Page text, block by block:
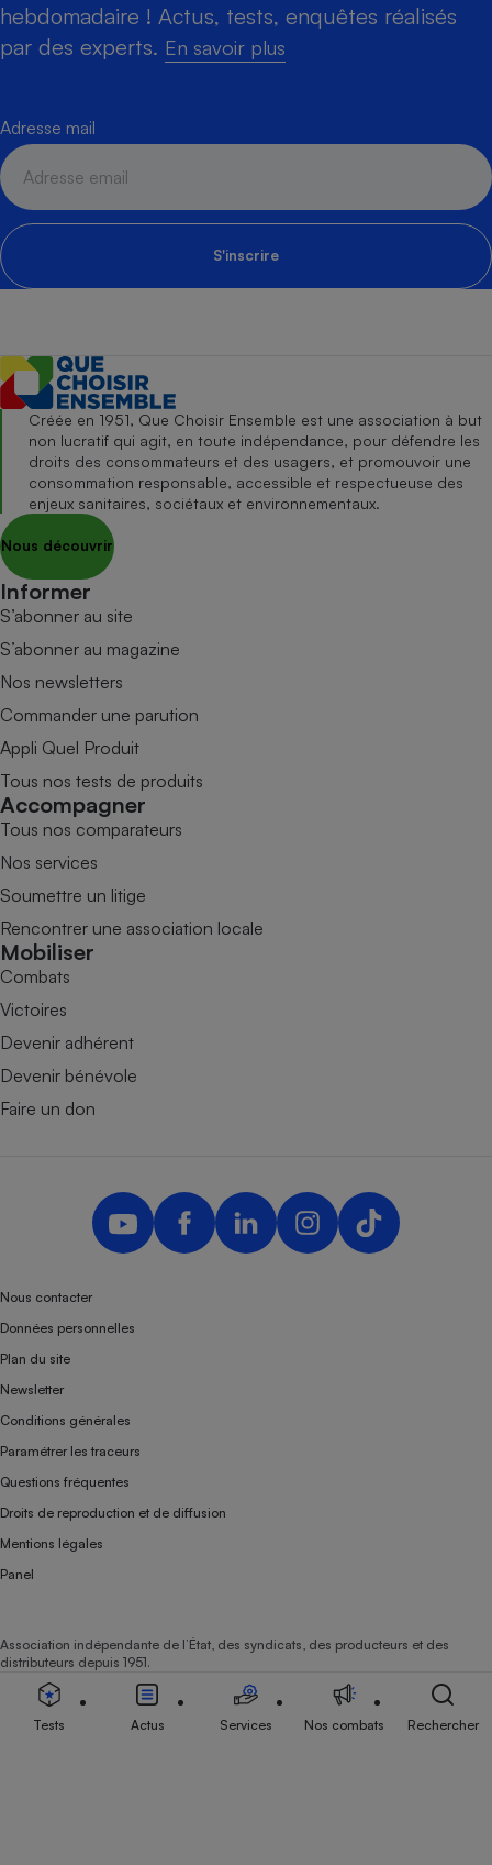
hebdomadaire ! Actus, tests, enquêtes réalisés
par des experts. En savoir plus
Adresse mail
S'inscrire
Créée en 1951, Que Choisir Ensemble est une association à but
non lucratif qui agit, en toute indépendance, pour défendre les
droits des consommateurs et des usagers, et promouvoir une
consommation responsable, accessible et respectueuse des
enjeux sanitaires, sociétaux et environnementaux.
Nous découvrir
Informer
S’abonner au site
S’abonner au magazine
Nos newsletters
Commander une parution
Appli Quel Produit
Tous nos tests de produits
Accompagner
Tous nos comparateurs
Nos services
Soumettre un litige
Rencontrer une association locale
Mobiliser
Combats
Victoires
Devenir adhérent
Devenir bénévole
Faire un don
Nous contacter
Données personnelles
Plan du site
Newsletter
Conditions générales
Paramétrer les traceurs
Questions fréquentes
Droits de reproduction et de diffusion
Mentions légales
Panel
Association indépendante de l’État, des syndicats, des producteurs et des
distributeurs depuis 1951.
Tests Actus Services Nos combats Rechercher